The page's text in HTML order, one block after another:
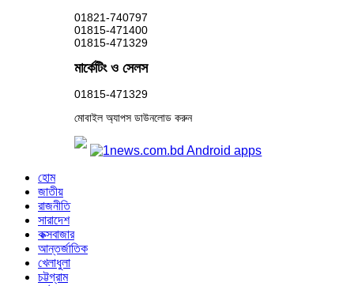
01821-740797
01815-471400
01815-471329
মার্কেটিং ও সেলস
01815-471329
মোবাইল অ্যাপস ডাউনলোড করুন
হোম
জাতীয়
রাজনীতি
সারাদেশ
কক্সবাজার
আন্তর্জাতিক
খেলাধুলা
চট্টগ্রাম